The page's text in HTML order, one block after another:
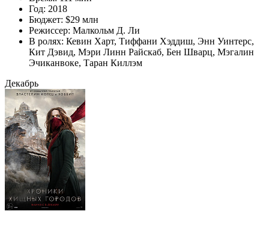
Год: 2018
Бюджет: $29 млн
Режиссер: Малкольм Д. Ли
В ролях: Кевин Харт, Тиффани Хэддиш, Энн Уинтерс,
Кит Дэвид, Мэри Линн Райскаб, Бен Шварц, Мэгалин
Эчиканвоке, Таран Киллэм
Декабрь